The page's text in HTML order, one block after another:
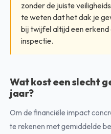
zonder de juiste
te weten dat het dak je
bij twijfel altijd een
inspectie.
Wat kost een slecht
jaar?
Om de financiële impact
te rekenen met gemiddelde